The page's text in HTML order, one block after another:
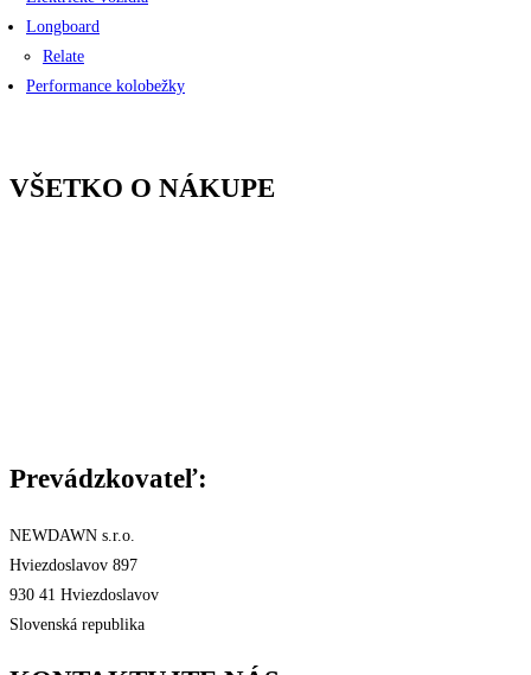
Longboard
Relate
Performance kolobežky
VŠETKO O NÁKUPE
Prevádzkovateľ:
NEWDAWN s.r.o.
Hviezdoslavov 897
930 41 Hviezdoslavov
Slovenská republika